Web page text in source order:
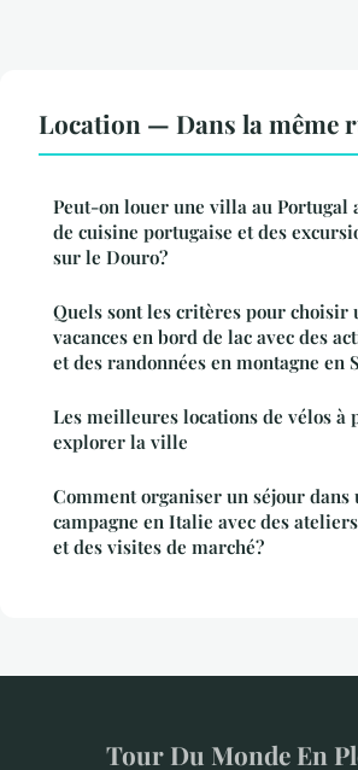
Location — Dans la même
Peut-on louer une villa au Portugal
de cuisine portugaise et des
sur le Douro?
Quels sont les critères pour choisir
vacances en bord de lac avec des
et des randonnées en montagne en
Les meilleures locations de vélos à
explorer la ville
Comment organiser un séjour dans
campagne en Italie avec des
et des visites de marché?
Tour Du Monde En